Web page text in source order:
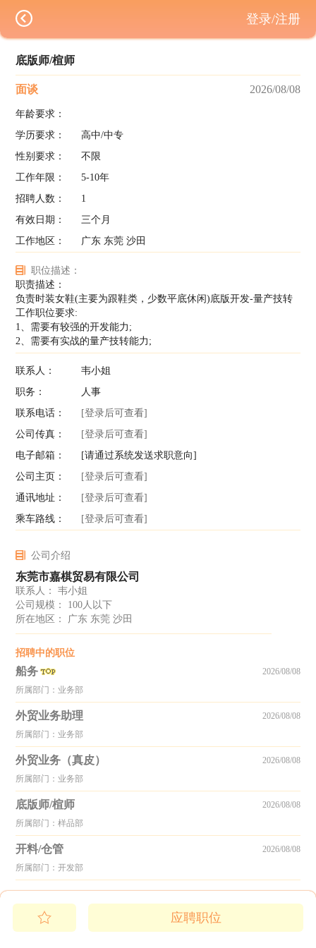
底版师/楦师
面谈 2026/08/08
年龄要求：
学历要求：
高中/中专
性别要求：
不限
工作年限：
5-10年
招聘人数：
1
有效日期：
三个月
工作地区：
广东 东莞 沙田
职位描述：
职责描述：
负责时装女鞋(主要为跟鞋类，少数平底休闲)底版开发-量产技转
工作职位要求:
1、需要有较强的开发能力;
2、需要有实战的量产技转能力;
联系人：
韦小姐
职务：
人事
联系电话：
[登录后可查看]
公司传真：
[登录后可查看]
电子邮箱：
[请通过系统发送求职意向]
公司主页：
[登录后可查看]
通讯地址：
[登录后可查看]
乘车路线：
[登录后可查看]
公司介绍
东莞市嘉棋贸易有限公司
联系人： 韦小姐
公司规模： 100人以下
所在地区： 广东 东莞 沙田
招聘中的职位
船务
所属部门：业务部
2026/08/08
外贸业务助理
所属部门：业务部
2026/08/08
外贸业务（真皮）
所属部门：业务部
2026/08/08
底版师/楦师
所属部门：样品部
2026/08/08
开料/仓管
所属部门：开发部
2026/08/08
应聘职位
登录/注册